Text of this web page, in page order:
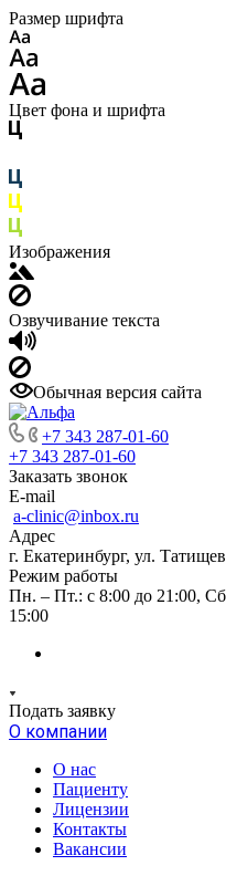
Размер шрифта
Цвет фона и шрифта
Изображения
Озвучивание текста
Обычная версия сайта
+7 343 287-01-60
+7 343 287-01-60
Заказать звонок
E-mail
a-clinic@inbox.ru
Адрес
г. Екатеринбург, ул.
Режим работы
Пн. – Пт.: с 8:00 до 21:00,
15:00
Подать заявку
О компании
О нас
Пациенту
Лицензии
Контакты
Вакансии